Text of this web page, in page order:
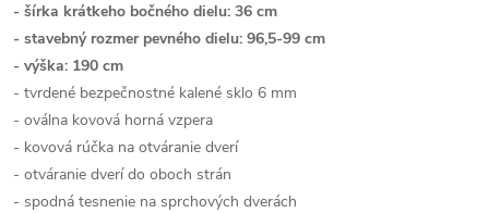
- šírka krátkeho bočného dielu: 36 cm
- stavebný rozmer pevného dielu: 96,5-99 cm
- výška: 190 cm
- tvrdené bezpečnostné kalené sklo 6 mm
- oválna kovová horná vzpera
- kovová rúčka na otváranie dverí
- otváranie dverí do oboch strán
- spodná tesnenie na sprchových dverách